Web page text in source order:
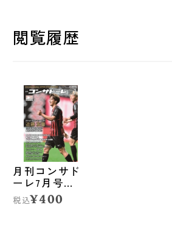
閲覧履歴
月刊コンサド
ーレ7月号
Vol.281（2024
年6月25日発
税込¥400